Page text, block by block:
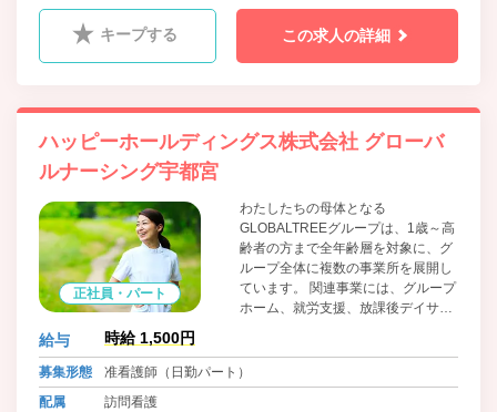
キープする この求人の詳細
ハッピーホールディングス株式会社 グローバ
ルナーシング宇都宮
正社員・パート
わたしたちの母体となる
GLOBALTREEグループは、1歳～高
齢者の方まで全年齢層を対象に、グ
ループ全体に複数の事業所を展開し
ています。 関連事業には、グループ
ホーム、就労支援、放課後デイサー
福祉等機関との連携を通して、一生
涯のあらゆる局面でのサポート活動
給与 時給 1,500円
募集形態
准看護師（日勤パート）
配属
訪問看護